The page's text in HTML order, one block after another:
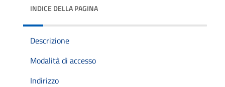
INDICE DELLA PAGINA
Descrizione
Modalità di accesso
Indirizzo